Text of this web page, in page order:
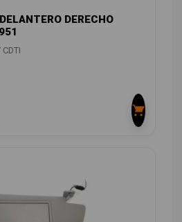
DERECHO